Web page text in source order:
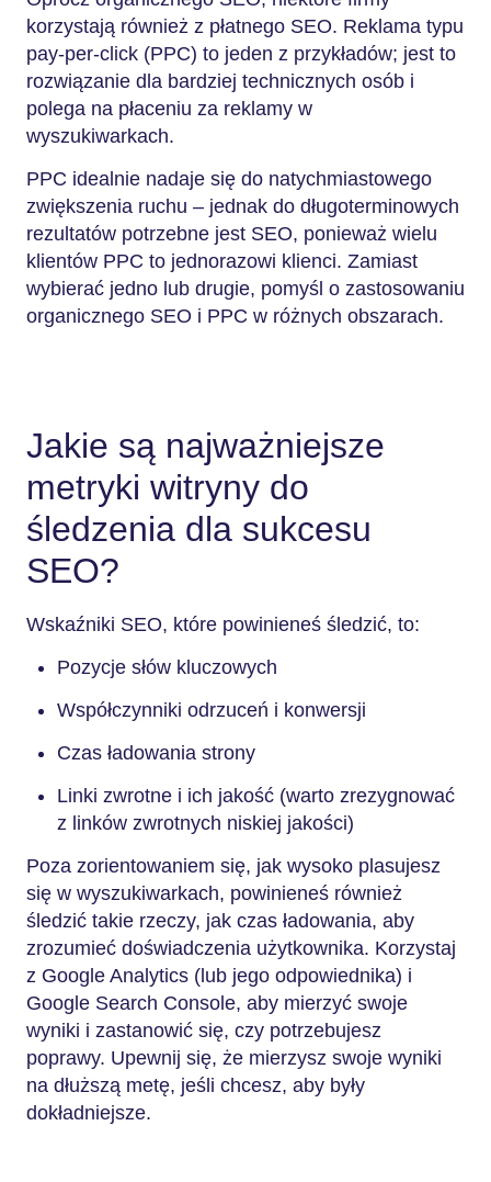
korzystają również z płatnego SEO. Reklama typu
pay-per-click (PPC) to jeden z przykładów; jest to
rozwiązanie dla bardziej technicznych osób i
polega na płaceniu za reklamy w
wyszukiwarkach.
PPC idealnie nadaje się do natychmiastowego
zwiększenia ruchu – jednak do długoterminowych
rezultatów potrzebne jest SEO, ponieważ wielu
klientów PPC to jednorazowi klienci. Zamiast
wybierać jedno lub drugie, pomyśl o zastosowaniu
organicznego SEO i PPC w różnych obszarach.
Jakie są najważniejsze
metryki witryny do
śledzenia dla sukcesu
SEO?
Wskaźniki SEO, które powinieneś śledzić, to:
Pozycje słów kluczowych
Współczynniki odrzuceń i konwersji
Czas ładowania strony
Linki zwrotne i ich jakość (warto zrezygnować
z linków zwrotnych niskiej jakości)
Poza zorientowaniem się, jak wysoko plasujesz
się w wyszukiwarkach, powinieneś również
śledzić takie rzeczy, jak czas ładowania, aby
zrozumieć doświadczenia użytkownika. Korzystaj
z Google Analytics (lub jego odpowiednika) i
Google Search Console, aby mierzyć swoje
wyniki i zastanowić się, czy potrzebujesz
poprawy. Upewnij się, że mierzysz swoje wyniki
na dłuższą metę, jeśli chcesz, aby były
dokładniejsze.